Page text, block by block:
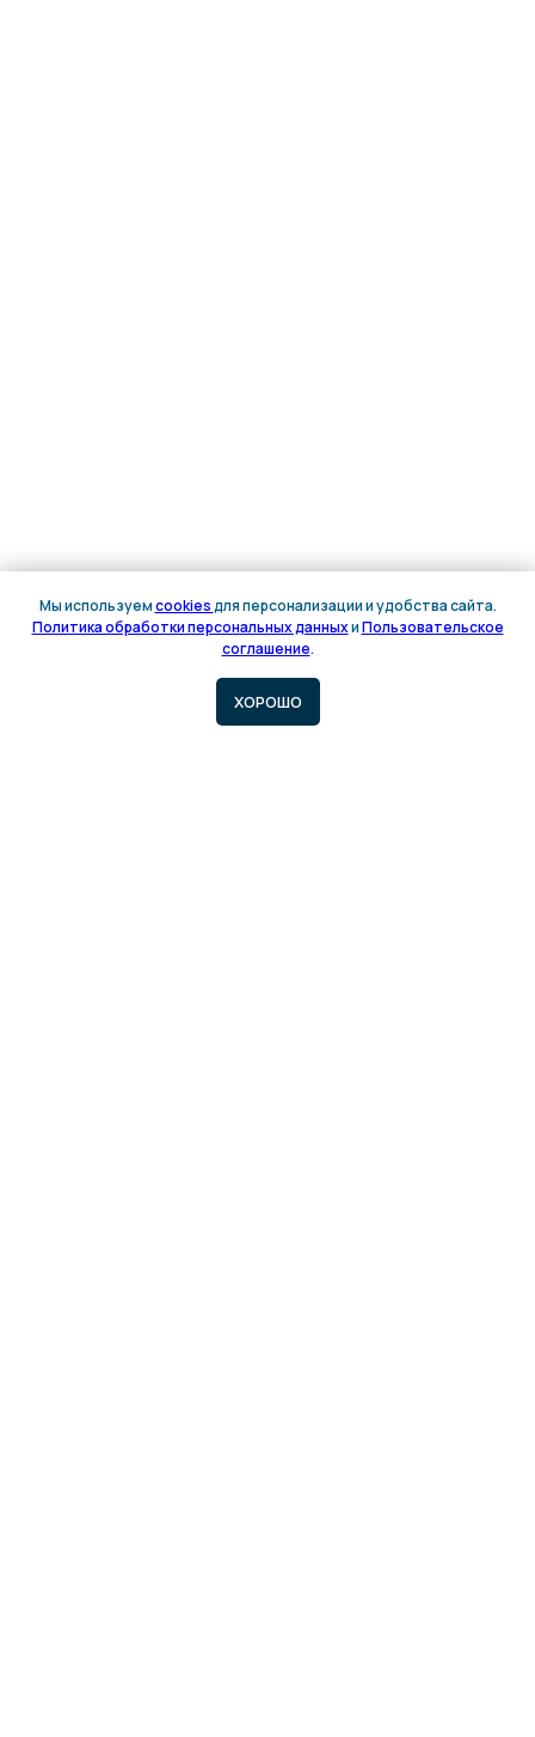
Мы используемcookiesдля персонализации и удобства сайта.
Политика обработки персональных данныхиПользовательское
соглашение.
ХОРОШО
Онлайн